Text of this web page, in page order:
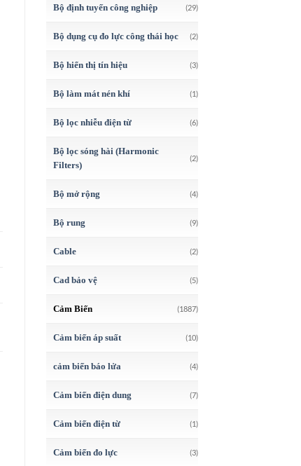
Bộ định tuyến công nghiệp (29)
Bộ dụng cụ đo lực công thái học (2)
Bộ hiển thị tín hiệu (3)
Bộ làm mát nén khí (1)
Bộ lọc nhiễu điện từ (6)
Bộ lọc sóng hài (Harmonic
Filters)
(2)
Bộ mở rộng (4)
Bộ rung (9)
Cable (2)
Cad bảo vệ (5)
Cảm Biến (1887)
Cảm biến áp suất (10)
cảm biến báo lửa (4)
Cảm biến điện dung (7)
Cảm biến điện từ (1)
Cảm biến đo lực (3)